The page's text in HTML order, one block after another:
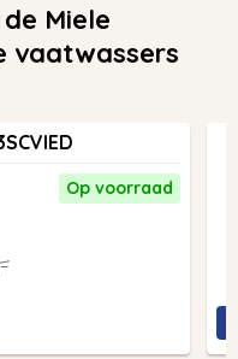
Miele
vaatwassers
Op voorraad